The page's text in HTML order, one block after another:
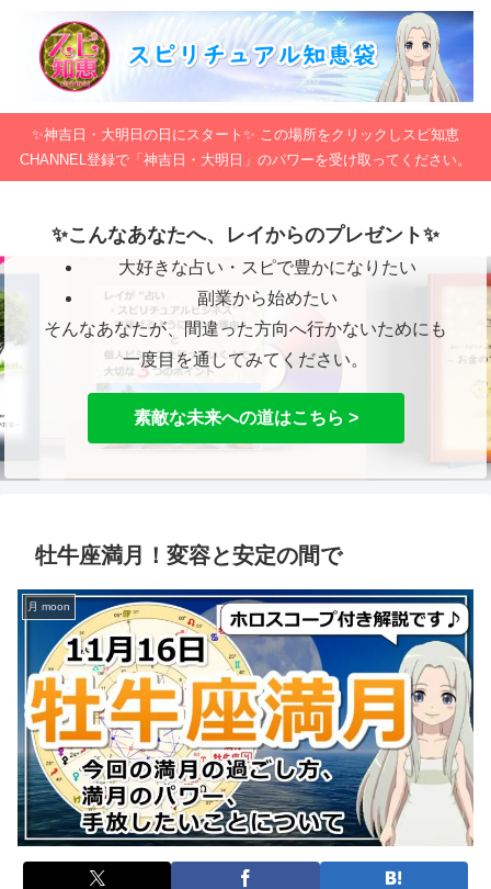
✨神吉日・大明日の日にスタート✨ この場所をクリックしスピ知恵
CHANNEL登録で「神吉日・大明日」のパワーを受け取ってください。
✨こんなあなたへ、レイからのプレゼント✨
大好きな占い・スピで豊かになりたい
副業から始めたい
そんなあなたが、間違った方向へ行かないためにも
一度目を通してみてください。
素敵な未来への道はこちら >
牡牛座満月！変容と安定の間で
月 moon